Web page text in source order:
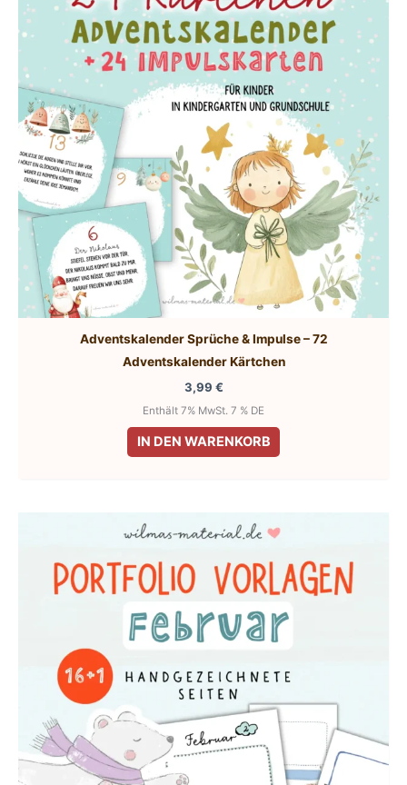
Adventskalender Sprüche & Impulse – 72
Adventskalender Kärtchen
3,99 €
Enthält 7% MwSt. 7 % DE
IN DEN WARENKORB